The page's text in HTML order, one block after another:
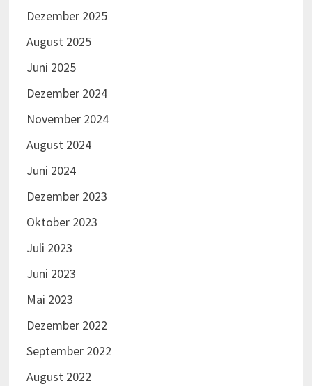
Dezember 2025
August 2025
Juni 2025
Dezember 2024
November 2024
August 2024
Juni 2024
Dezember 2023
Oktober 2023
Juli 2023
Juni 2023
Mai 2023
Dezember 2022
September 2022
August 2022